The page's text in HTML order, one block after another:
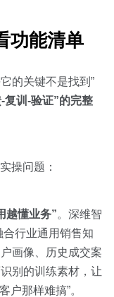
功能清单
的关键不是找到”
复训-验证”的完整
操问题：
越懂业务”。深维智
行业通用销售知
画像、历史成交案
别的训练素材，让
户那样难搞”。